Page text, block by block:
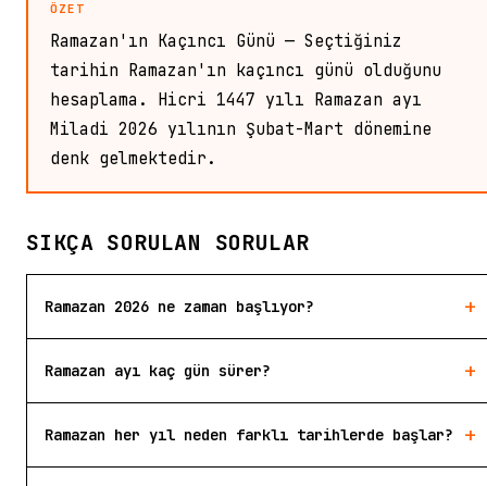
ÖZET
Ramazan'ın Kaçıncı Günü — Seçtiğiniz
tarihin Ramazan'ın kaçıncı günü olduğunu
hesaplama. Hicri 1447 yılı Ramazan ayı
Miladi 2026 yılının Şubat-Mart dönemine
denk gelmektedir.
SIKÇA SORULAN SORULAR
Ramazan 2026 ne zaman başlıyor? +
Ramazan ayı kaç gün sürer? +
Ramazan her yıl neden farklı tarihlerde başlar? +